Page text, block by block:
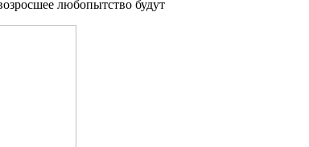
любопытство будут